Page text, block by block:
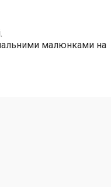
малюнками на